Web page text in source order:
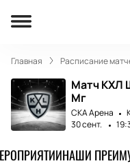
Главная Расписание
Матч КХЛ
Мг
СКА Арена
30 сент.
НАШИ